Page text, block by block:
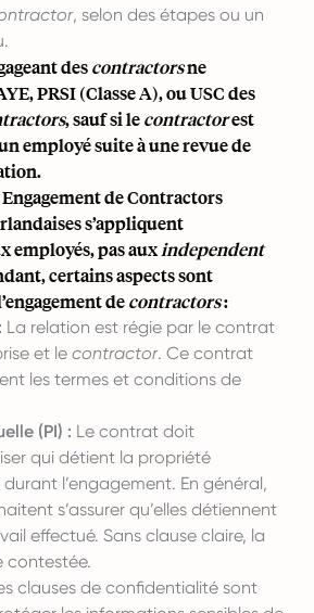
, selon des étapes ou un
descontractorsne
PRSI (Classe A), ou USC des
, sauf si lecontractorest
employé suite à une revue de
de Contractors
s’appliquent
employés, pas auxindependent
certains aspects sont
decontractors:
La relation est régie par le contrat
et le contractor. Ce contrat
les termes et conditions de
(PI) : Le contrat doit
qui détient la propriété
l’engagement. En général,
s’assurer qu’elles détiennent
effectué. Sans clause claire, la
contestée.
clauses de confidentialité sont